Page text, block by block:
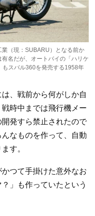
業（現：SUBARU）となる前か
名だが、オートバイの「ハリケ
スバル360を発売する1958年
、戦前から何がしか自
時中までは飛行機メー
発すら禁止されたので
なものを作って、自動
す。
つて手掛けた意外なお
」も作っていたという